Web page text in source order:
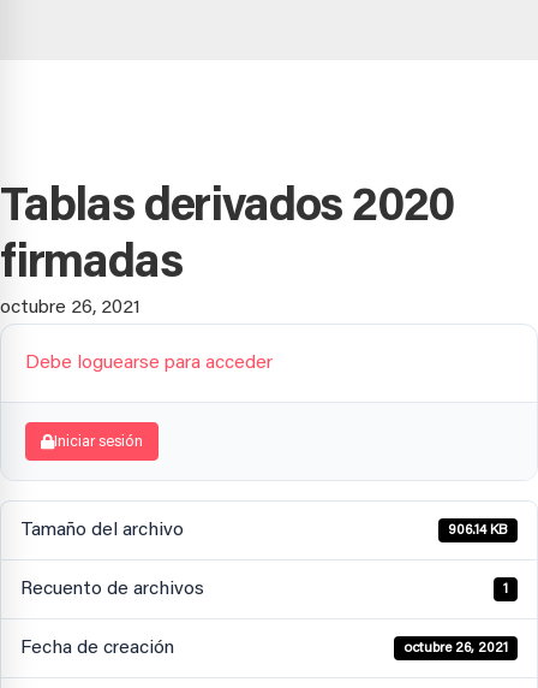
Tablas derivados 2020
firmadas
octubre 26, 2021
Debe loguearse para acceder
Iniciar sesión
Tamaño del archivo 906.14 KB
Recuento de archivos 1
Fecha de creación octubre 26, 2021